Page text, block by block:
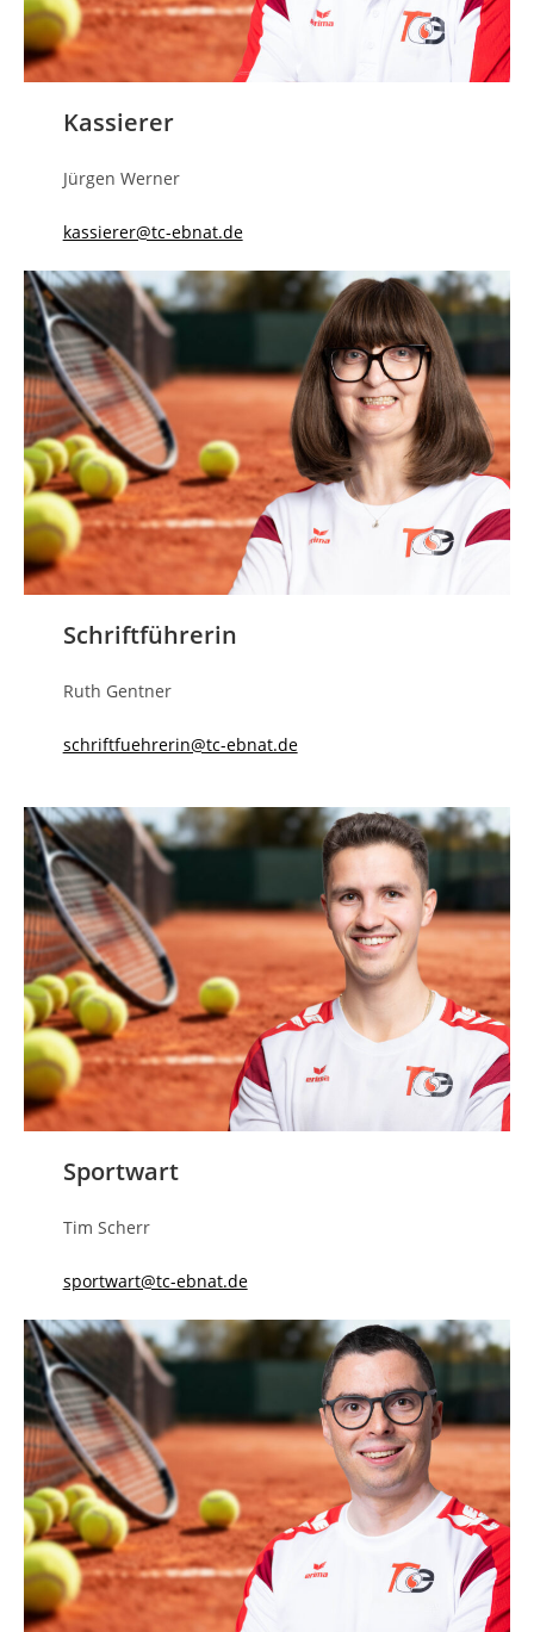
Kassierer
Jürgen Werner
kassierer@tc-ebnat.de
Schriftführerin
Ruth Gentner
schriftfuehrerin@tc-ebnat.de
Sportwart
Tim Scherr
sportwart@tc-ebnat.de